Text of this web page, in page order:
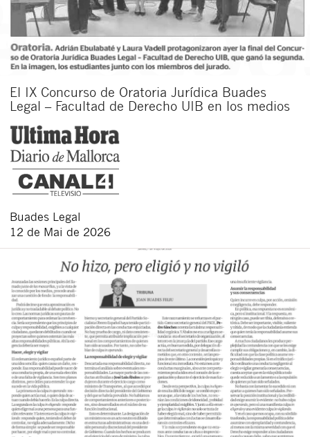
El IX Concurso de Oratoria Jurídica Buades
Legal – Facultad de Derecho UIB en los medios
Buades Legal
12 de Mai de 2026